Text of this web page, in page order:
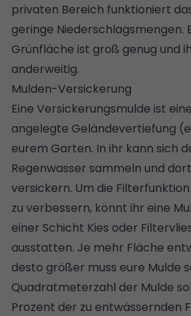
privaten Bereich funktioniert
geringe Niederschlagsmengen.
Grünfläche ist groß genug und
anderweitig.
Mulden-Versickerung
Eine Versickerungsmulde ist
angelegte Geländevertiefung
eurem Garten. In ihr kann sich
Regenwasser sammeln und
versickern. Um die
zu verbessern, könnt ihr eine
einer Schicht Kies oder
ausstatten. Je mehr Fläche
desto größer muss eure Mulde
Quadratmeterzahl der Mulde
Prozent der zu entwässernden